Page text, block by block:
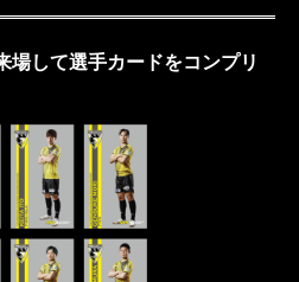
場して選手カードをコンプリ